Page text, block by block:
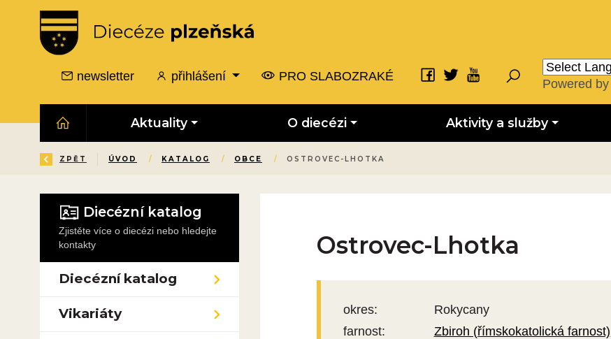
newsletter přihlášení PRO SLABOZRAKÉ
Powered by
Aktuality O diecézi Aktivity a služby
ZPĚT ÚVOD / KATALOG / OBCE / OSTROVEC-LHOTKA
Diecézní katalog
Zjistěte více o diecézi nebo hledejte
kontakty
Diecézní katalog
Vikariáty
Ostrovec-Lhotka
okres:
Rokycany
farnost:
Zbiroh (římskokatolická farnost)